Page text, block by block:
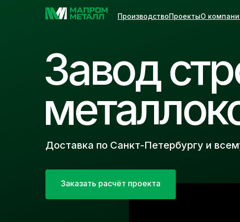
ПроизводствоПроектыО
Заказать расчёт проекта
Доставка по Санкт-Петербургу и
Завод